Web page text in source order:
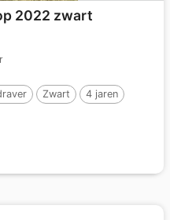
2022 zwart
Zwart
4 jaren